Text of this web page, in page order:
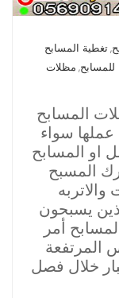
,تغطية المسابح
, مظلات
المسابح
عملها سواء
او المسابح
المسبح
يسبحون
أمر
المرتفعة
خلال فصل